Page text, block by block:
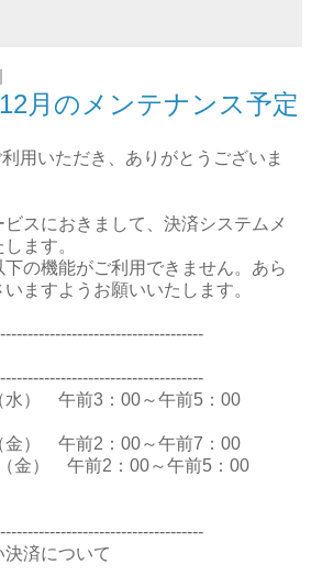
月のメンテナンス予定
用いただき、ありがとうございま
スにおきまして、決済システムメ
ます。
の機能がご利用できません。あら
ますようお願いいたします。
） 午前3：00～午前5：00
） 午前2：00～午前7：00
） 午前2：00～午前5：00
済について